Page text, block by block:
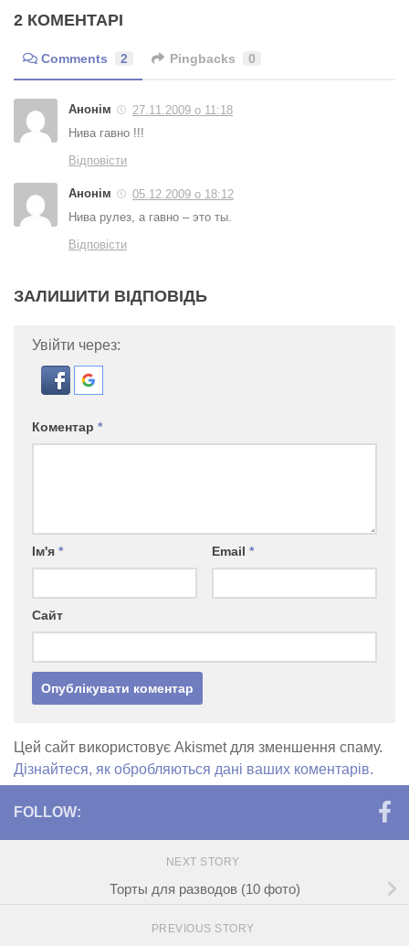
2 КОМЕНТАРІ
Comments 2 Pingbacks 0
Анонім
27.11.2009 о 11:18
Нива гавно !!!
Відповісти
Анонім
05.12.2009 о 18:12
Нива рулез, а гавно – это ты.
Відповісти
ЗАЛИШИТИ ВІДПОВІДЬ
Увійти через:
Коментар *
Ім'я * Email *
Сайт
Цей сайт використовує Akismet для зменшення спаму.
Дізнайтеся, як обробляються дані ваших коментарів.
FOLLOW:
NEXT STORY
Торты для разводов (10 фото)
PREVIOUS STORY